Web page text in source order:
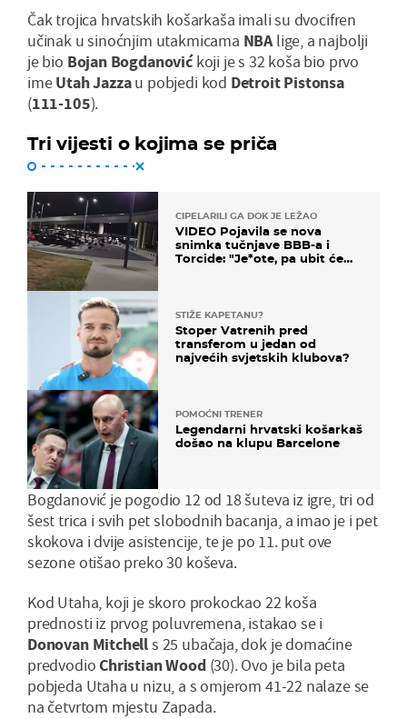
Čak trojica hrvatskih košarkaša imali su dvocifren
učinak u sinoćnjim utakmicama NBAlige, a najbolji
je bio Bojan Bogdanovićkoji je s 32 koša bio prvo
imeUtah Jazzau pobjedi kod Detroit Pistonsa
(111-105).
Tri vijesti o kojima se priča
CIPELARILI GA DOK JE LEŽAO
VIDEO Pojavila se nova
snimka tučnjave BBB-a i
Torcide: "Je*ote, pa ubit će
STIŽE KAPETANU?
Stoper Vatrenih pred
transferom u jedan od
najvećih svjetskih klubova?
POMOĆNI TRENER
Legendarni hrvatski košarkaš
došao na klupu Barcelone
Bogdanović je pogodio 12 od 18 šuteva iz igre, tri od
šest trica i svih pet slobodnih bacanja, a imao je i pet
skokova i dvije asistencije, te je po 11. put ove
sezone otišao preko 30 koševa.
Kod Utaha, koji je skoro prokockao 22 koša
prednosti iz prvog poluvremena, istakao se i
Donovan Mitchells 25 ubačaja, dok je domaćine
predvodioChristian Wood(30). Ovo je bila peta
pobjeda Utaha u nizu, a s omjerom 41-22 nalaze se
na četvrtom mjestu Zapada.